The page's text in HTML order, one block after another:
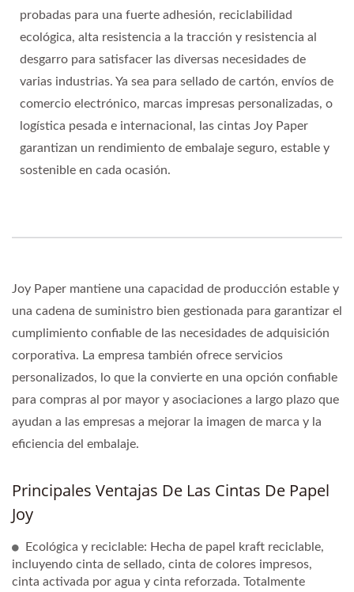
probadas para una fuerte adhesión, reciclabilidad
ecológica, alta resistencia a la tracción y resistencia al
desgarro para satisfacer las diversas necesidades de
varias industrias. Ya sea para sellado de cartón, envíos de
comercio electrónico, marcas impresas personalizadas, o
logística pesada e internacional, las cintas Joy Paper
garantizan un rendimiento de embalaje seguro, estable y
sostenible en cada ocasión.
Joy Paper mantiene una capacidad de producción estable y
una cadena de suministro bien gestionada para garantizar el
cumplimiento confiable de las necesidades de adquisición
corporativa. La empresa también ofrece servicios
personalizados, lo que la convierte en una opción confiable
para compras al por mayor y asociaciones a largo plazo que
ayudan a las empresas a mejorar la imagen de marca y la
eficiencia del embalaje.
Principales Ventajas De Las Cintas De Papel
Joy
Ecológica y reciclable: Hecha de papel kraft reciclable,
incluyendo cinta de sellado, cinta de colores impresos,
cinta activada por agua y cinta reforzada. Totalmente